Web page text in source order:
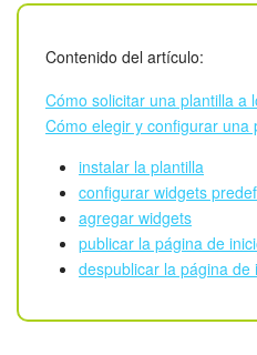
CRM Analytics
BI Builder
Bitrix24 Market
Contenido del artículo:
Cómo solicitar una plantilla a
Cómo elegir y configurar una
instalar la plantilla
configurar widgets
agregar widgets
publicar la página de
despublicar la página de